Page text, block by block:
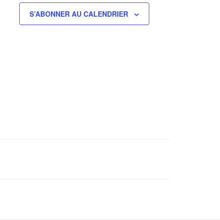
S’ABONNER AU CALENDRIER